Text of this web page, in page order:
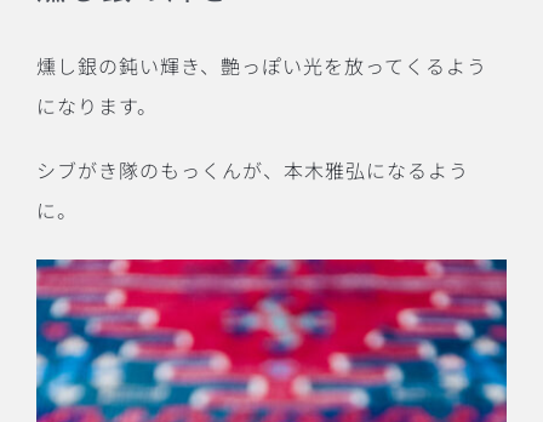
燻し銀の鈍い輝き、艶っぽい光を放ってくるよう
になります。
シブがき隊のもっくんが、本木雅弘になるよう
に。